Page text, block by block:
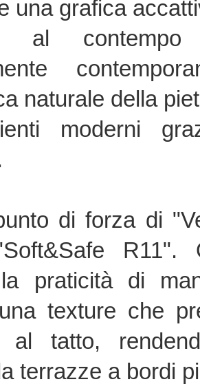
Stone"
e di giocare con
aggiunge una nuova
visivi dinamici e
un vero e proprio stile
e la tecnologia
storie di
"Versatile Stone" è più
il fascino eterno
e la
il marchio Coem.